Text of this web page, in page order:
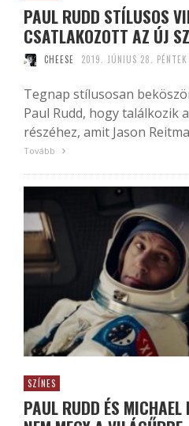
PAUL RUDD STÍLUSOS
CSATLAKOZOTT AZ ÚJ
CHEESE 2019. JÚNIUS 28. PÉNTEK
Tegnap stílusosan
Paul Rudd, hogy találkozik
részéhez, amit Jason
Tovább
SZÍNES
PAUL RUDD ÉS MICHAEL